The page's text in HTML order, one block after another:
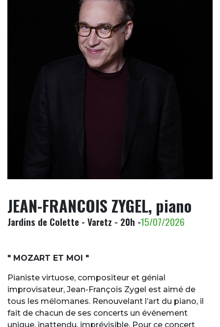
JEAN-FRANCOIS ZYGEL, piano
Jardins de Colette - Varetz - 20h -15/07/2026
" MOZART ET MOI "
Pianiste virtuose, compositeur et génial
improvisateur, Jean-François Zygel est aimé de
tous les mélomanes. Renouvelant l’art du piano, il
fait de chacun de ses concerts un événement
unique, inattendu, imprévisible. Pour ce concert